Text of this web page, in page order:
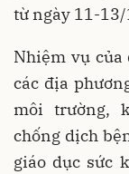
từ ngày 11-
Nhiệm vụ của
các địa
môi trường,
chống dịch
giáo dục sức